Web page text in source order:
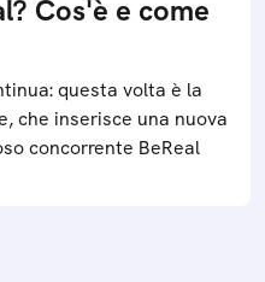
Cos'è e come
questa volta è la
che inserisce una nuova
concorrente BeReal